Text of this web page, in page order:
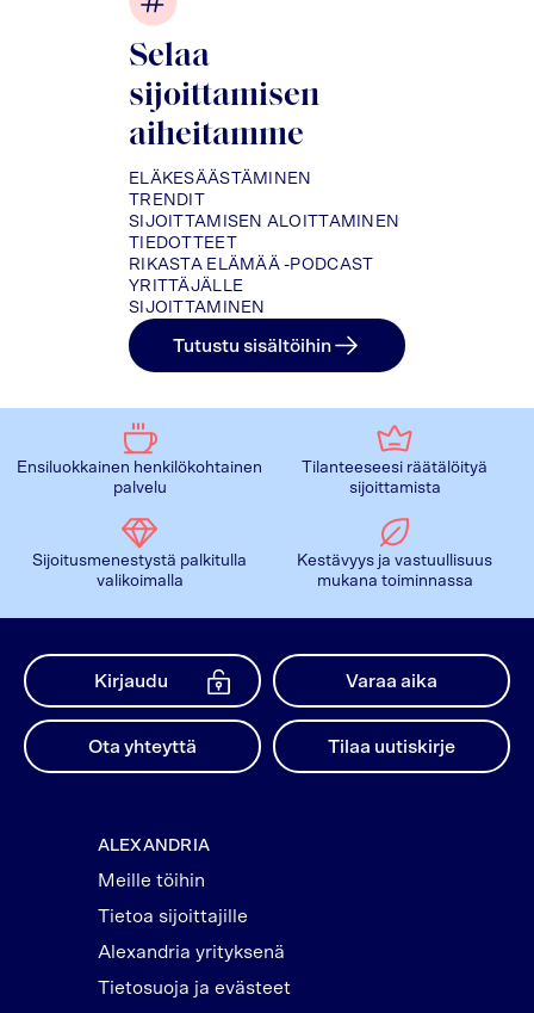
Selaa
sijoittamisen
aiheitamme
ELÄKESÄÄSTÄMINEN
TRENDIT
SIJOITTAMISEN ALOITTAMINEN
TIEDOTTEET
RIKASTA ELÄMÄÄ -PODCAST
YRITTÄJÄLLE
SIJOITTAMINEN
Tutustu sisältöihin
Ensiluokkainen henkilökohtainen
palvelu
Tilanteeseesi räätälöityä
sijoittamista
Sijoitusmenestystä palkitulla
valikoimalla
Kestävyys ja vastuullisuus
mukana toiminnassa
Kirjaudu Varaa aika
Ota yhteyttä Tilaa uutiskirje
ALEXANDRIA
Meille töihin
Tietoa sijoittajille
Alexandria yrityksenä
Tietosuoja ja evästeet